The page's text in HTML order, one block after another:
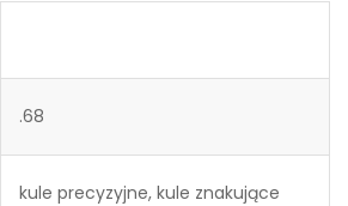
.68
kule precyzyjne, kule znakujące